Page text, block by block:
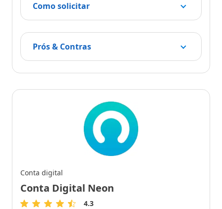
Como solicitar
Prós & Contras
Conta digital
Conta Digital Neon
4.3 4.3